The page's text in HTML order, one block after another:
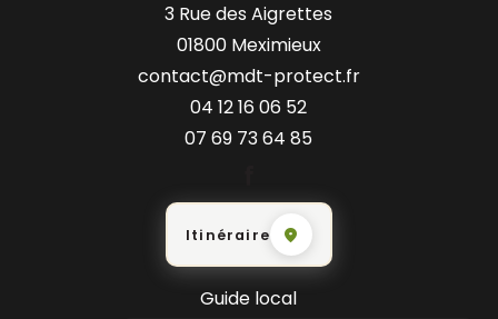
3 Rue des Aigrettes
01800 Meximieux
contact@mdt-protect.fr
04 12 16 06 52
07 69 73 64 85
Itinéraire
Guide local